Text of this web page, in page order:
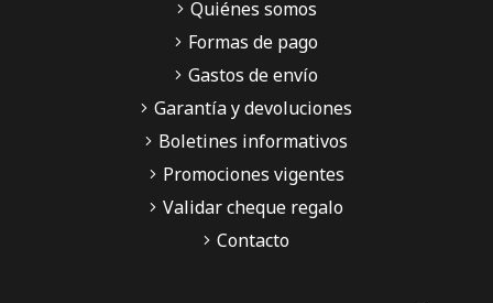
Quiénes somos
Formas de pago
Gastos de envío
Garantía y devoluciones
Boletines informativos
Promociones vigentes
Validar cheque regalo
Contacto